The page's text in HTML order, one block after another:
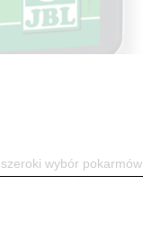
wybór pokarmów